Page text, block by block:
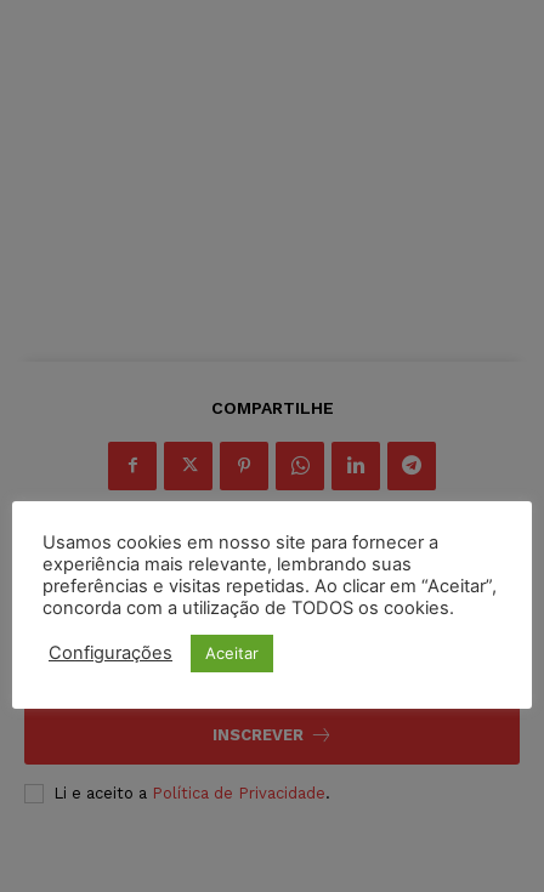
COMPARTILHE
Inscreva-se
INSCREVER
Li e aceito a Política de Privacidade.
Usamos cookies em nosso site para fornecer a
experiência mais relevante, lembrando suas
preferências e visitas repetidas. Ao clicar em “Aceitar”,
concorda com a utilização de TODOS os cookies.
Configurações Aceitar